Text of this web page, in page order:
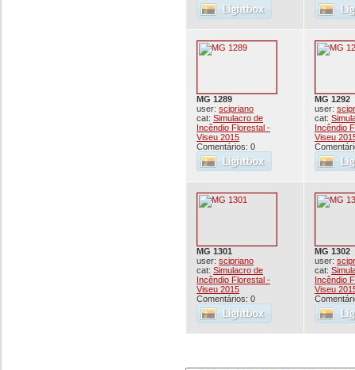
MG 1289
user: scipriano
cat: Simulacro de
Incêndio Florestal -
Viseu 2015
Comentários: 0
MG 1292
user:
cat:
Incêndio
Viseu
MG 1301
user: scipriano
cat: Simulacro de
Incêndio Florestal -
Viseu 2015
Comentários: 0
MG 1302
user:
cat:
Incêndio
Viseu